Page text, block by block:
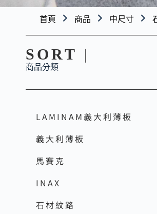
首頁 商品 中尺寸
SORT |
商品分類
LAMINAM義大利薄板
義大利薄板
馬賽克
INAX
石材紋路